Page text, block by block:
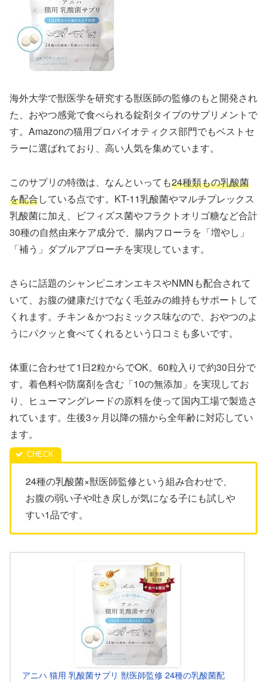
海外大学で獣医学を研究する獣医師の監修のもと開発され
た、おやつ感覚で食べられる錠剤タイプのサプリメントで
す。Amazonの猫用プロバイオティクス部門でもベストセ
ラーに選ばれており、高い人気を集めています。
このサプリの特徴は、なんといっても24種類もの乳酸菌
を配合している点です。KT-11乳酸菌やマルチプレックス
乳酸菌に加え、ビフィズス菌やフラクトオリゴ糖など合計
30種の自然由来ケア成分で、腸内フローラを「増やし」
「補う」ダブルアプローチを実現しています。
さらに話題のシャンピニオンエキスやNMNも配合されて
いて、お腹の健康だけでなく毛並みの維持もサポートして
くれます。チキン＆かつおミックス味なので、おやつのよ
うにパクッと食べてくれるという口コミも多いです。
体重に合わせて1日2粒からでOK。60粒入りで約30日分で
す。着色料や防腐剤を含む「10の無添加」を実現してお
り、ヒューマングレードの原料を使って国内工場で製造さ
れています。生後3ヶ月以降の猫から全年齢に対応してい
ます。
24種の乳酸菌×獣医師監修という組み合わせで、
お腹の弱い子や吐き戻しが気になる子にも試しや
すい1品です。
アニハ 猫用 乳酸菌サプリ 獣医師監修 24種の乳酸菌配